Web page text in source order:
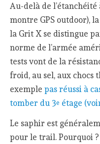
Au-delà de
montre GPS outdoor),
la Grit X se distingue
norme de l’armée
tests vont de la
froid, au sel, aux chocs
exemplepas réussi à
tomber du 3e étage
Le saphir est
pour le trail. Pourquoi